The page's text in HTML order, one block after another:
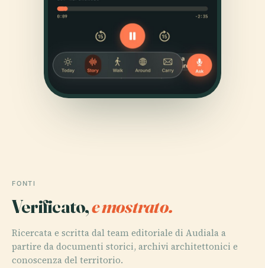
FONTI
Verificato,e mostrato.
Ricercata e scritta dal team editoriale di Audiala a
partire da documenti storici, archivi architettonici e
conoscenza del territorio.